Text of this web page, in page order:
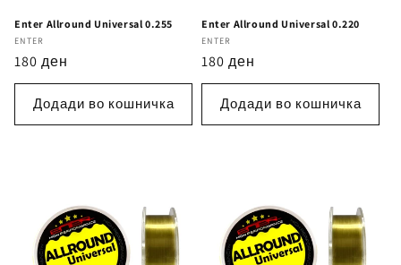
Enter Allround Universal 0.255
Бренд
ENTER
Регуларна
цена
180 ден
Додади во кошничка
Enter Allround Universal 0.220
Бренд
ENTER
Регуларна
цена
180 ден
Додади во кошничка